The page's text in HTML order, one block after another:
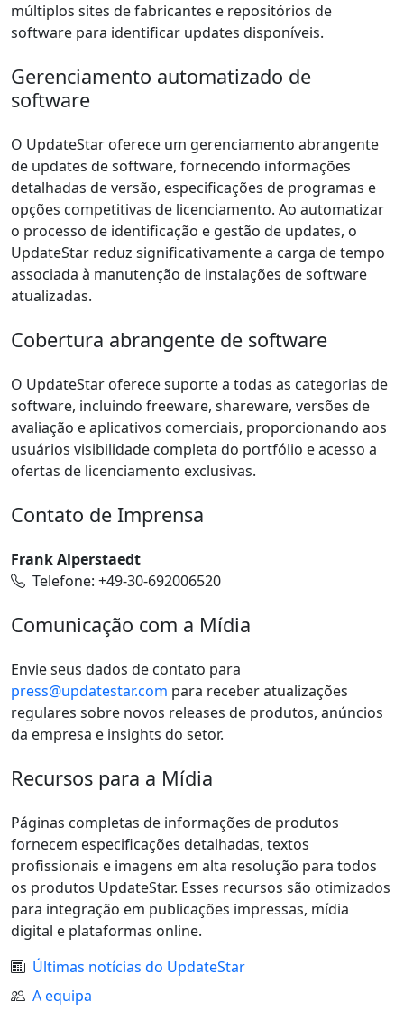
múltiplos sites de fabricantes e repositórios de
software para identificar updates disponíveis.
Gerenciamento automatizado de
software
O UpdateStar oferece um gerenciamento abrangente
de updates de software, fornecendo informações
detalhadas de versão, especificações de programas e
opções competitivas de licenciamento. Ao automatizar
o processo de identificação e gestão de updates, o
UpdateStar reduz significativamente a carga de tempo
associada à manutenção de instalações de software
atualizadas.
Cobertura abrangente de software
O UpdateStar oferece suporte a todas as categorias de
software, incluindo freeware, shareware, versões de
avaliação e aplicativos comerciais, proporcionando aos
usuários visibilidade completa do portfólio e acesso a
ofertas de licenciamento exclusivas.
Contato de Imprensa
Frank Alperstaedt
Telefone: +49-30-692006520
Comunicação com a Mídia
Envie seus dados de contato para
press@updatestar.com para receber atualizações
regulares sobre novos releases de produtos, anúncios
da empresa e insights do setor.
Recursos para a Mídia
Páginas completas de informações de produtos
fornecem especificações detalhadas, textos
profissionais e imagens em alta resolução para todos
os produtos UpdateStar. Esses recursos são otimizados
para integração em publicações impressas, mídia
digital e plataformas online.
Últimas notícias do UpdateStar
A equipa